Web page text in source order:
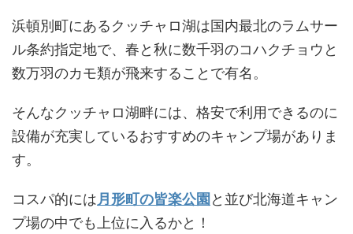
浜頓別町にあるクッチャロ湖は国内最北のラムサー
ル条約指定地で、春と秋に数千羽のコハクチョウと
数万羽のカモ類が飛来することで有名。
そんなクッチャロ湖畔には、格安で利用できるのに
設備が充実しているおすすめのキャンプ場がありま
す。
コスパ的には月形町の皆楽公園と並び北海道キャン
プ場の中でも上位に入るかと！